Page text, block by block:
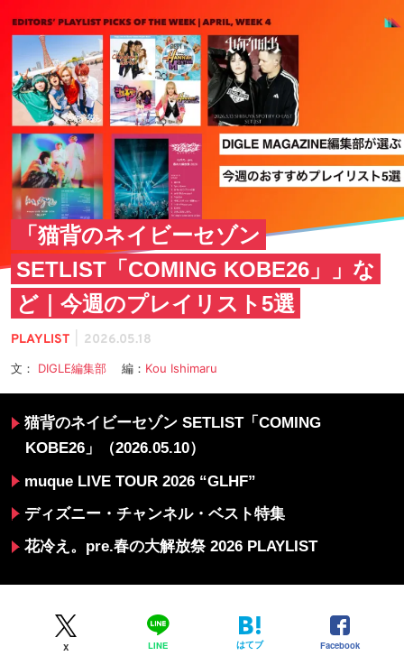
「猫背のネイビーセゾン
SETLIST「COMING KOBE26」」な
ど｜今週のプレイリスト5選
PLAYLIST 2026.05.18
文： DIGLE編集部 編： Kou Ishimaru
猫背のネイビーセゾン SETLIST「COMING
KOBE26」（2026.05.10）
muque LIVE TOUR 2026 “GLHF”
ディズニー・チャンネル・ベスト特集
花冷え。pre.春の大解放祭 2026 PLAYLIST
X LINE はてブ Facebook